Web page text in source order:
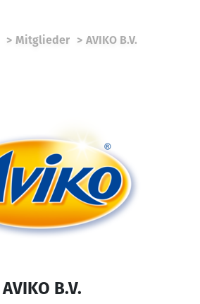
Mitglieder AVIKO B.V.
AVIKO B.V.